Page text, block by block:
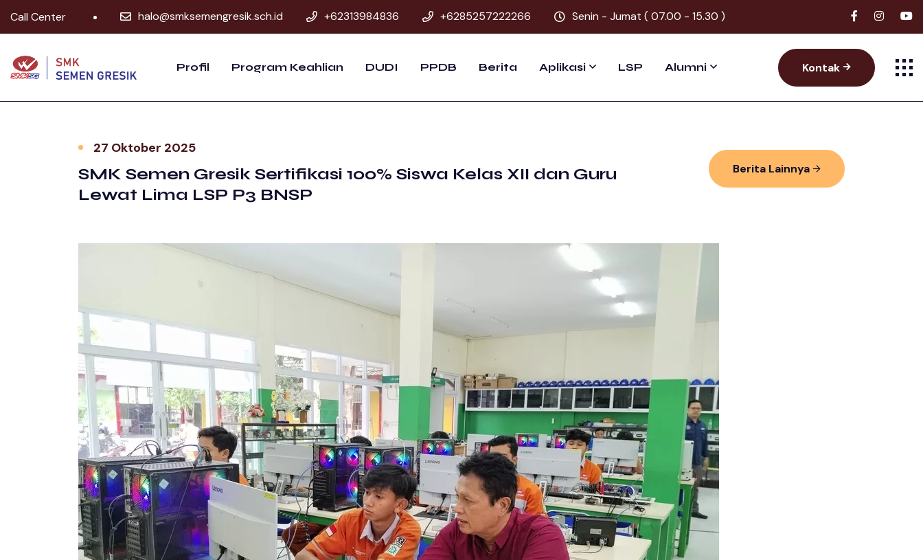
Call Center halo@smksemengresik.sch.id +62313984836 +6285257222266 Senin - Jumat ( 07.00 - 15.30 )
Profil Program Keahlian DUDI PPDB Berita Aplikasi LSP Alumni Kontak
27 Oktober 2025
SMK Semen Gresik Sertifikasi 100% Siswa Kelas XII dan Guru
Lewat Lima LSP P3 BNSP
Berita Lainnya